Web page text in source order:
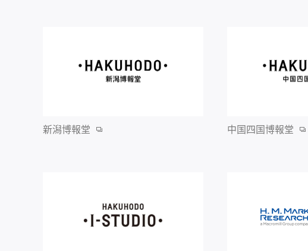
新潟博報堂 中国四国博報堂